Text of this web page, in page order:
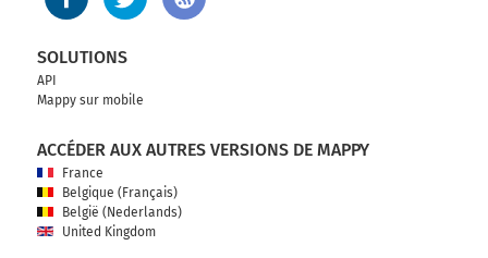
SOLUTIONS
API
Mappy sur mobile
ACCÉDER AUX AUTRES VERSIONS DE MAPPY
France
Belgique (Français)
België (Nederlands)
United Kingdom